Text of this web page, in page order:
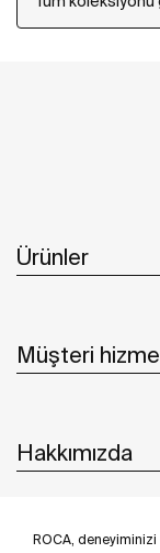
ROCA,
düğmesinden
Ürünler
Müşteri
Hakkımızda